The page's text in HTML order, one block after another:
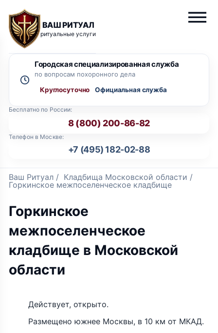
ВАШ РИТУАЛ
ритуальные услуги
Бесплатно по России:
8 (800) 200-86-82
Телефон в Москве:
+7 (495) 182-02-88
Городская специализированная служба
по вопросам похоронного дела
Круглосуточно
Ваш Ритуал / Кладбища Московской области /
Горкинское межпоселенческое кладбище
Горкинское
межпоселенческое
кладбище в Московской
области
Действует, открыто.
Размещено южнее Москвы, в 10 км от МКАД.